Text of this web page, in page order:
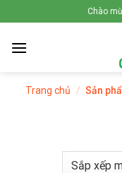
to
content
Chào
Trang chủ / Sản